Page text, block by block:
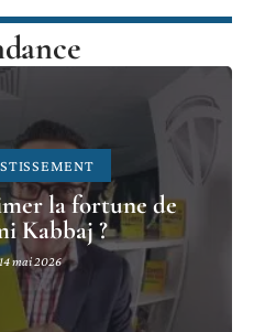
la fortune de
Kabbaj ?
mai 2026